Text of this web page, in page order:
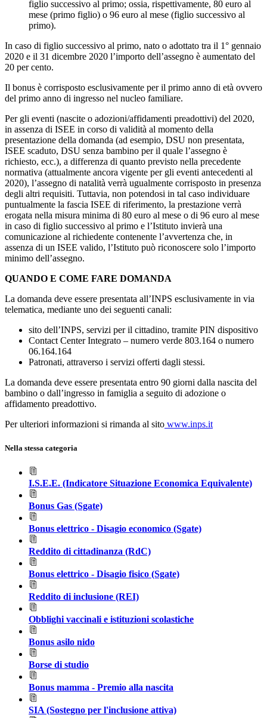
figlio successivo al primo; ossia, rispettivamente, 80 euro al
mese (primo figlio) o 96 euro al mese (figlio successivo al
primo).
In caso di figlio successivo al primo, nato o adottato tra il 1° gennaio
2020 e il 31 dicembre 2020 l’importo dell’assegno è aumentato del
20 per cento.
Il bonus è corrisposto esclusivamente per il primo anno di età ovvero
del primo anno di ingresso nel nucleo familiare.
Per gli eventi (nascite o adozioni/affidamenti preadottivi) del 2020,
in assenza di ISEE in corso di validità al momento della
presentazione della domanda (ad esempio, DSU non presentata,
ISEE scaduto, DSU senza bambino per il quale l’assegno è
richiesto, ecc.), a differenza di quanto previsto nella precedente
normativa (attualmente ancora vigente per gli eventi antecedenti al
2020), l’assegno di natalità verrà ugualmente corrisposto in presenza
degli altri requisiti. Tuttavia, non potendosi in tal caso individuare
puntualmente la fascia ISEE di riferimento, la prestazione verrà
erogata nella misura minima di 80 euro al mese o di 96 euro al mese
in caso di figlio successivo al primo e l’Istituto invierà una
comunicazione al richiedente contenente l’avvertenza che, in
assenza di un ISEE valido, l’Istituto può riconoscere solo l’importo
minimo dell’assegno.
QUANDO E COME FARE DOMANDA
La domanda deve essere presentata all’INPS esclusivamente in via
telematica, mediante uno dei seguenti canali:
sito dell’INPS, servizi per il cittadino, tramite PIN dispositivo
Contact Center Integrato – numero verde 803.164 o numero
06.164.164
Patronati, attraverso i servizi offerti dagli stessi.
La domanda deve essere presentata entro 90 giorni dalla nascita del
bambino o dall’ingresso in famiglia a seguito di adozione o
affidamento preadottivo.
Per ulteriori informazioni si rimanda al sito www.inps.it
Nella stessa categoria
I.S.E.E. (Indicatore Situazione Economica Equivalente)
Bonus Gas (Sgate)
Bonus elettrico - Disagio economico (Sgate)
Reddito di cittadinanza (RdC)
Bonus elettrico - Disagio fisico (Sgate)
Reddito di inclusione (REI)
Obblighi vaccinali e istituzioni scolastiche
Bonus asilo nido
Borse di studio
Bonus mamma - Premio alla nascita
SIA (Sostegno per l'inclusione attiva)